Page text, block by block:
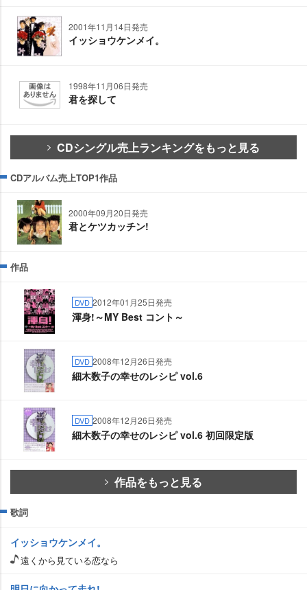
2001年11月14日発売
イッショウケンメイ。
1998年11月06日発売
君を探して
CDシングル売上ランキングをもっと見る
CDアルバム売上TOP1作品
2000年09月20日発売
君とケツカッチン!
作品
DVD 2012年01月25日発売
渾身!～MY Best コント～
DVD 2008年12月26日発売
細木数子の幸せのレシピ vol.6
DVD 2008年12月26日発売
細木数子の幸せのレシピ vol.6 初回限定版
作品をもっと見る
歌詞
イッショウケンメイ。
遠くから見ている恋なら